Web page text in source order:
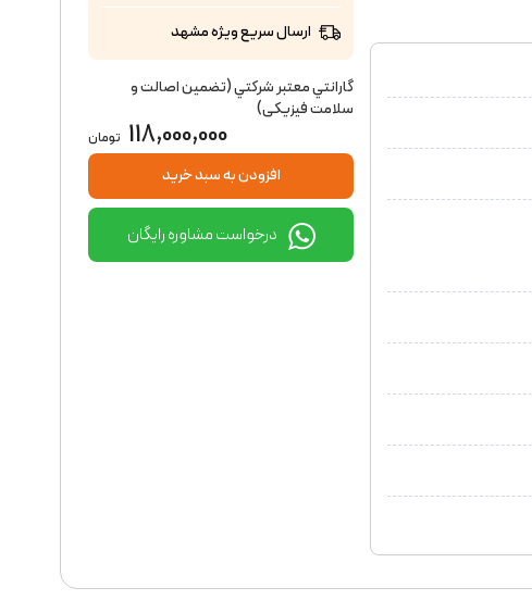
ارسال سریع ویژه مشهد
گارانتي معتبر شركتي (تضمين اصالت و
سلامت فیزیکی)
118,000,000 تومان
افزودن به سبد خرید
درخواست مشاوره رایگان